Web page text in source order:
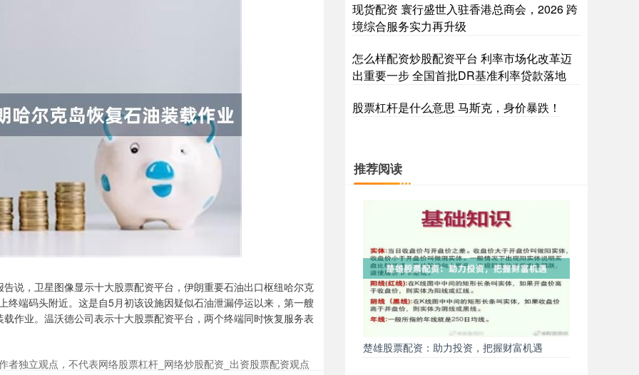
，卫星图像显示十大股票配资平台，伊朗重要石油出口枢纽哈尔克
端码头附近。这是自5月初该设施因疑似石油泄漏停运以来，第一艘
作业。温沃德公司表示十大股票配资平台，两个终端同时恢复服务表
者独立观点，不代表网络股票杠杆_网络炒股配资_出资股票配资观点
现货配资 寰行盛世入驻香港总商会，2026 跨
境综合服务实力再升级
怎么样配资炒股配资平台 利率市场化改革迈
出重要一步 全国首批DR基准利率贷款落地
股票杠杆是什么意思 马斯克，身价暴跌！
推荐阅读
楚雄股票配资：助力投资，把握财富机遇